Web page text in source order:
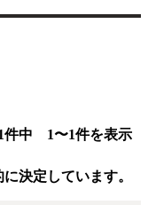
件中 1〜1件を表示
決定しています。